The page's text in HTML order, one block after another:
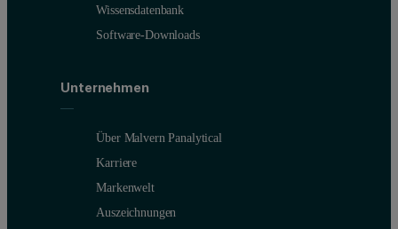
Wissensdatenbank
Software-Downloads
Unternehmen
Über Malvern Panalytical
Karriere
Markenwelt
Auszeichnungen